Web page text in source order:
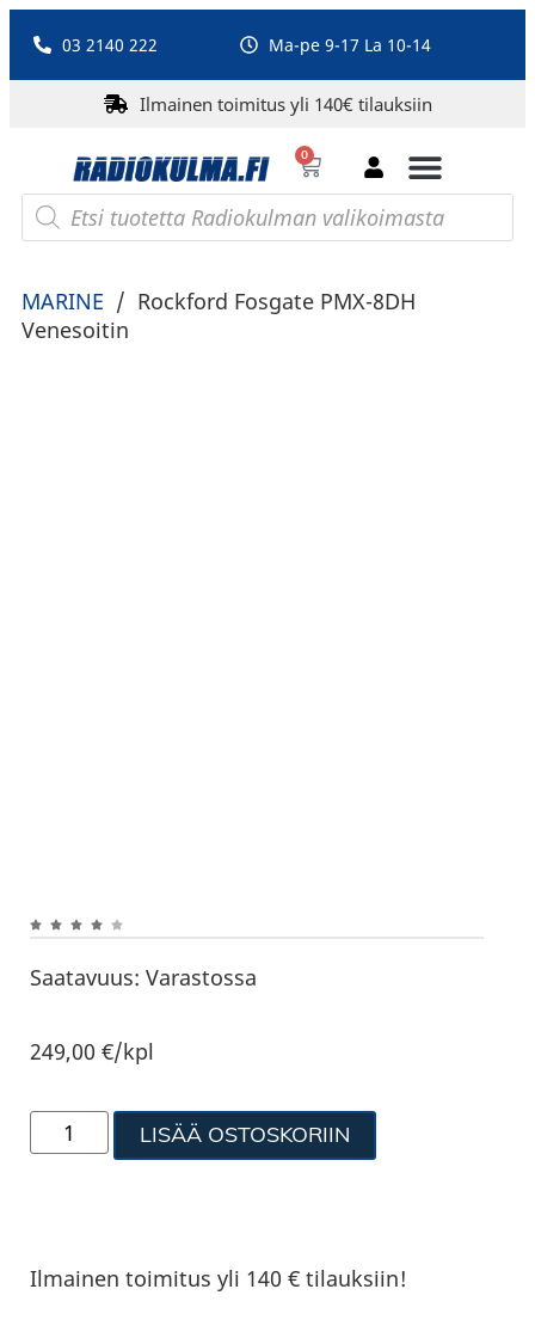
03 2140 222 Ma-pe 9-17 La 10-14
Ilmainen toimitus yli 140€ tilauksiin
0
MARINE / Rockford Fosgate PMX-8DH
Venesoitin
Saatavuus: Varastossa
249,00€/kpl
LISÄÄ OSTOSKORIIN
Ilmainen toimitus yli 140 € tilauksiin!